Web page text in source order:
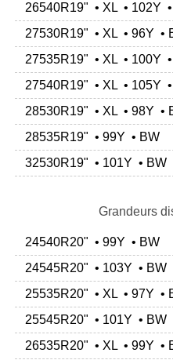
26540R19" • XL • 102Y
27530R19" • XL • 96Y •
27535R19" • XL • 100Y
27540R19" • XL • 105Y
28530R19" • XL • 98Y •
28535R19" • 99Y • BW
32530R19" • 101Y • BW
Grandeurs
24540R20" • 99Y • BW
24545R20" • 103Y • BW
25535R20" • XL • 97Y •
25545R20" • 101Y • BW
26535R20" • XL • 99Y •